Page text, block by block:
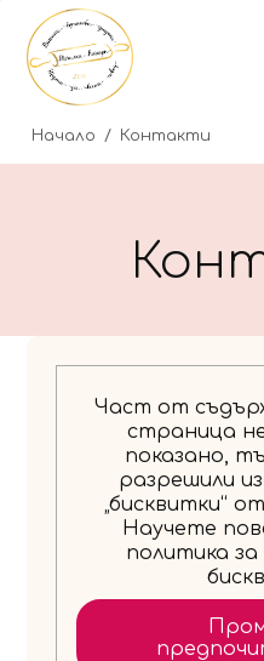
Начало / Контакти
Част от
страница
показано,
разрешили
„бисквитки“
Научете
политика за